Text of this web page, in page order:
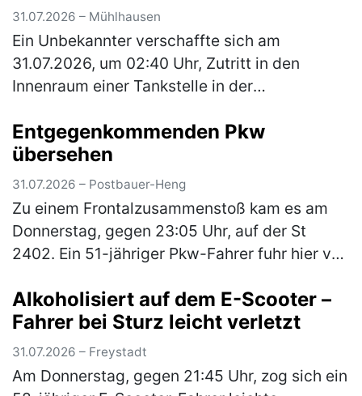
31.07.2026 – Mühlhausen
Ein Unbekannter verschaffte sich am
31.07.2026, um 02:40 Uhr, Zutritt in den
Innenraum einer Tankstelle in der
dortigen Schiebetüre einschlug. Aus dem
Innen…(mehr)
Entgegenkommenden Pkw
übersehen
31.07.2026 – Postbauer-Heng
Zu einem Frontalzusammenstoß kam es am
Donnerstag, gegen 23:05 Uhr, auf der St
2402. Ein 51-jähriger Pkw-Fahrer fuhr hier von
Kreuzung zur Neumarkter Straße wollte…
(mehr)
Alkoholisiert auf dem E-Scooter –
Fahrer bei Sturz leicht verletzt
31.07.2026 – Freystadt
Am Donnerstag, gegen 21:45 Uhr, zog sich ein